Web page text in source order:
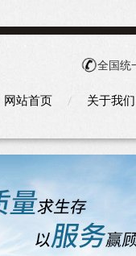
全国统
网站首页 关于我们